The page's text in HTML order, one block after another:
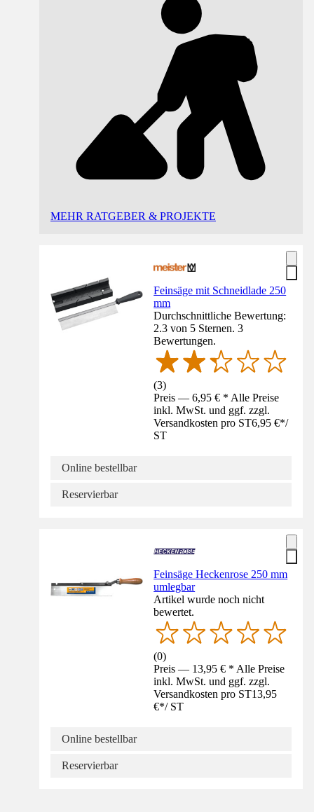
MEHR RATGEBER & PROJEKTE
Feinsäge mit Schneidlade 250
mm
Durchschnittliche Bewertung:
2.3 von 5 Sternen. 3
Bewertungen.
(3)
Preis — 6,95 € * Alle Preise
inkl. MwSt. und ggf. zzgl.
Versandkosten pro ST6,95 €*/
ST
Online bestellbar
Reservierbar
Feinsäge Heckenrose 250 mm
umlegbar
Artikel wurde noch nicht
bewertet.
(0)
Preis — 13,95 € * Alle Preise
inkl. MwSt. und ggf. zzgl.
Versandkosten pro ST13,95
€*/ ST
Online bestellbar
Reservierbar